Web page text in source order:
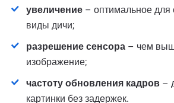
увеличение – оптимальное
виды дичи;
разрешение сенсора – чем
изображение;
частоту обновления кадров –
картинки без задержек.